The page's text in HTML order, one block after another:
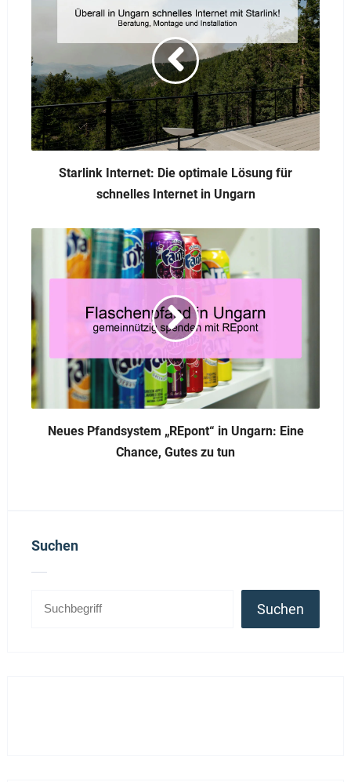
Starlink Internet: Die optimale Lösung für
schnelles Internet in Ungarn
Neues Pfandsystem „REpont“ in Ungarn: Eine
Chance, Gutes zu tun
Suchen
Suchen